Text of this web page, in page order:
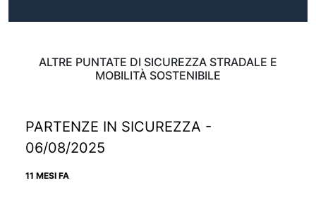
ALTRE PUNTATE DI SICUREZZA STRADALE E
MOBILITÀ SOSTENIBILE
PARTENZE IN SICUREZZA -
06/08/2025
11 MESI FA